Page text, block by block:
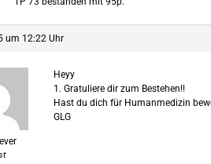
um 12:22 Uhr
Heyy
1. Gratuliere dir zum Bestehen!!
Hast du dich für Humanmedizin
GLG